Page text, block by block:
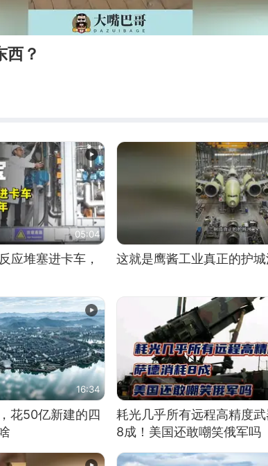
西？
05:04
应堆塞进卡车，
这就是鹰酱工业真正的护
16:34
花50亿新建的四
耗光几乎所有远程高精度
8成！美国还敢嘲笑俄军吗